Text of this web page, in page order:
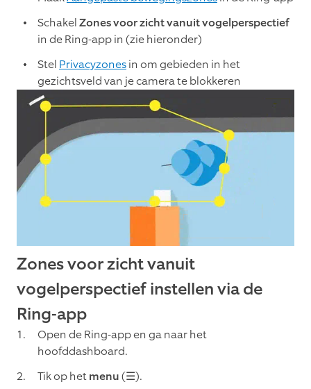
SchakelZones voor zicht vanuit vogelperspectief
in de Ring-app in (zie hieronder)
Stel Privacyzonesin om gebieden in het
gezichtsveld van je camera te blokkeren
Zones voor zicht vanuit
vogelperspectief instellen via de
Ring-app
Open de Ring-app en ga naar het
hoofddashboard.
Tik op hetmenu(☰).